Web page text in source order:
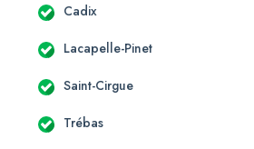
Cadix
Lacapelle-Pinet
Saint-Cirgue
Trébas